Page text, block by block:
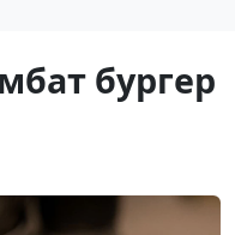
бургер